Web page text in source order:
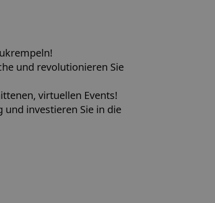
und revolutionieren Sie
virtuellen Events!
und investieren Sie in die